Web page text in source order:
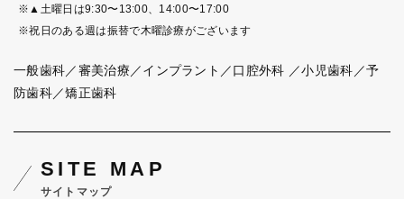
※▲土曜日は9:30〜13:00、14:00〜17:00
※祝日のある週は振替で木曜診療がございます
一般歯科／審美治療／インプラント／口腔外科 ／小児歯科／予
防歯科／矯正歯科
SITE MAP
サイトマップ